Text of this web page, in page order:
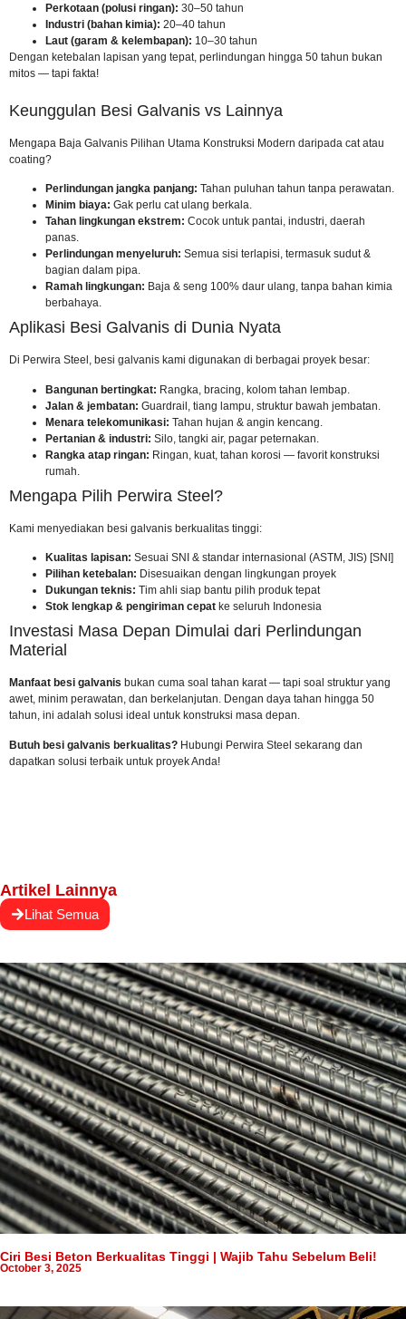
Perkotaan (polusi ringan): 30–50 tahun
Industri (bahan kimia): 20–40 tahun
Laut (garam & kelembapan): 10–30 tahun
Dengan ketebalan lapisan yang tepat, perlindungan hingga 50 tahun bukan
mitos — tapi fakta!
Keunggulan Besi Galvanis vs Lainnya
Mengapa Baja Galvanis Pilihan Utama Konstruksi Modern daripada cat atau
coating?
Perlindungan jangka panjang: Tahan puluhan tahun tanpa perawatan.
Minim biaya: Gak perlu cat ulang berkala.
Tahan lingkungan ekstrem: Cocok untuk pantai, industri, daerah
panas.
Perlindungan menyeluruh: Semua sisi terlapisi, termasuk sudut &
bagian dalam pipa.
Ramah lingkungan: Baja & seng 100% daur ulang, tanpa bahan kimia
berbahaya.
Aplikasi Besi Galvanis di Dunia Nyata
Di Perwira Steel, besi galvanis kami digunakan di berbagai proyek besar:
Bangunan bertingkat: Rangka, bracing, kolom tahan lembap.
Jalan & jembatan: Guardrail, tiang lampu, struktur bawah jembatan.
Menara telekomunikasi: Tahan hujan & angin kencang.
Pertanian & industri: Silo, tangki air, pagar peternakan.
Rangka atap ringan: Ringan, kuat, tahan korosi — favorit konstruksi
rumah.
Mengapa Pilih Perwira Steel?
Kami menyediakan besi galvanis berkualitas tinggi:
Kualitas lapisan: Sesuai SNI & standar internasional (ASTM, JIS) [SNI]
Pilihan ketebalan: Disesuaikan dengan lingkungan proyek
Dukungan teknis: Tim ahli siap bantu pilih produk tepat
Stok lengkap & pengiriman cepat ke seluruh Indonesia
Investasi Masa Depan Dimulai dari Perlindungan
Material
Manfaat besi galvanis bukan cuma soal tahan karat — tapi soal struktur yang
awet, minim perawatan, dan berkelanjutan. Dengan daya tahan hingga 50
tahun, ini adalah solusi ideal untuk konstruksi masa depan.
Butuh besi galvanis berkualitas? Hubungi Perwira Steel sekarang dan
dapatkan solusi terbaik untuk proyek Anda!
Artikel Lainnya
Lihat Semua
Ciri Besi Beton Berkualitas Tinggi | Wajib Tahu Sebelum Beli!
October 3, 2025